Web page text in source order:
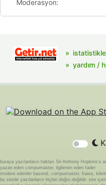
Moderasyon:
yardım /
buraya yazılanların hakları Sir Anthony Hopkins'e
yazan eden compumaster, ilgilenen eden fader
modere edenler basond, compumaster, fraise,
bu sitede yazılanların hiçbiri doğru değildir. site